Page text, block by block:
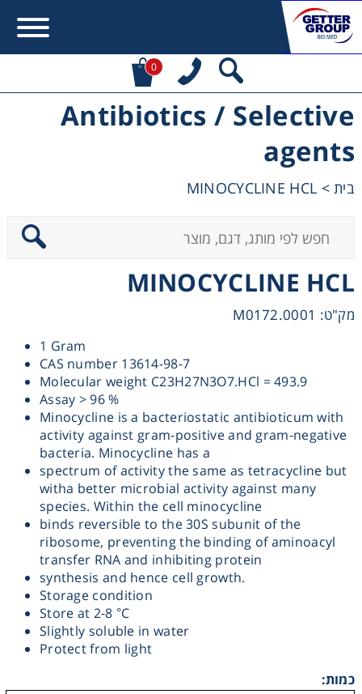
0
Antibiotics / Selective
agents
בית>
MINOCYCLINE HCL
MINOCYCLINE HCL
מק"ט: M0172.0001
1 Gram
CAS number 13614-98-7
Molecular weight C23H27N3O7.HCl = 493.9
Assay > 96 %
Minocycline is a bacteriostatic antibioticum with
activity against gram-positive and gram-negative
bacteria. Minocycline has a
spectrum of activity the same as tetracycline but
witha better microbial activity against many
species. Within the cell minocycline
binds reversible to the 30S subunit of the
ribosome, preventing the binding of aminoacyl
transfer RNA and inhibiting protein
synthesis and hence cell growth.
Storage condition
Store at 2-8 °C
Slightly soluble in water
Protect from light
כמות:
Error:Contact form not found.
מעונין לקבל הצעת מחיר או מידע עבור:
Concentration
Heating
Instrumentation
Microscopy
Pumps
Sample Preparation